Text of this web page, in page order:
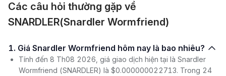
Các câu hỏi thường gặp về
SNARDLER(Snardler Wormfriend)
1. Giá Snardler Wormfriend hôm nay là bao nhiêu?
Tính đến 8 Th08 2026, giá giao dịch hiện tại là Snardler
Wormfriend (SNARDLER) là $0.000000022713. Trong 24